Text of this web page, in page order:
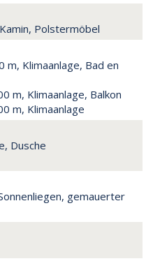
Polstermöbel
Klimaanlage, Bad en
m, Klimaanlage, Balkon
m, Klimaanlage
Dusche
gemauerter